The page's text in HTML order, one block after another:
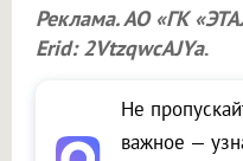
Реклама. АО «ГК
Erid: 2VtzqwcAJYa.
Не
важное —